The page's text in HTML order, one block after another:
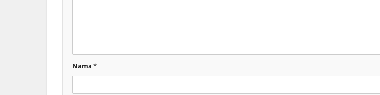
Nama *